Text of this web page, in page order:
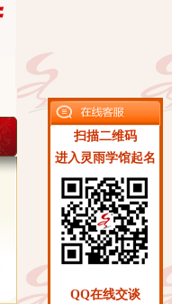
扫描二维码
进入灵雨学馆起名
QQ在线交谈